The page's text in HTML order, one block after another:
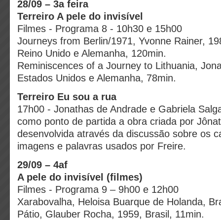
28/09 – 3a feira
Terreiro A pele do invisível
Filmes - Programa 8 - 10h30 e 15h00
Journeys from Berlin/1971, Yvonne Rainer,
Reino Unido e Alemanha, 120min.
Reminiscences of a Journey to Lithuania,
Estados Unidos e Alemanha, 78min.
Terreiro Eu sou a rua
17h00 - Jonathas de Andrade e Gabriela
como ponto de partida a obra criada por
desenvolvida através da discussão sobre os
imagens e palavras usados por Freire.
29/09 – 4af
A pele do invisível (filmes)
Filmes - Programa 9 – 9h00 e 12h00
Xarabovalha, Heloisa Buarque de Holanda,
Pátio, Glauber Rocha, 1959, Brasil, 11min.